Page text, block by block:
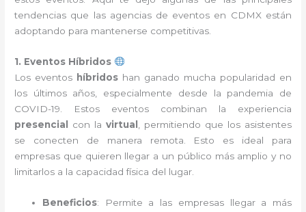
tendencias que las agencias de eventos en CDMX están
adoptando para mantenerse competitivas.
1. Eventos Híbridos
Los eventos híbridos han ganado mucha popularidad en
los últimos años, especialmente desde la pandemia de
COVID-19. Estos eventos combinan la experiencia
presencial
con lavirtual
, permitiendo que los asistentes
se conecten de manera remota. Esto es ideal para
empresas que quieren llegar a un público más amplio y no
limitarlos a la capacidad física del lugar.
Beneficios: Permite a las empresas llegar a más